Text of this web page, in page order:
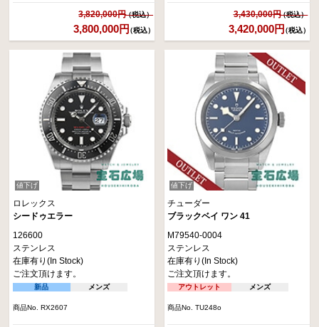
3,820,000円
3,800,000円（税込）
3,430,000円
3,420,000円（税込）
値下げ
ロレックス
シードゥエラー
126600
ステンレス
在庫有り(In Stock)
ご注文頂けます。
新品 メンズ
商品No. RX2607
値下げ
チューダー
ブラックベイ ワン 41
M79540-0004
ステンレス
在庫有り(In Stock)
ご注文頂けます。
アウトレット メンズ
商品No. TU248o